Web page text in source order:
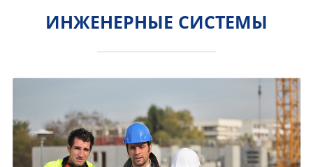
ИНЖЕНЕРНЫЕ СИСТЕМЫ